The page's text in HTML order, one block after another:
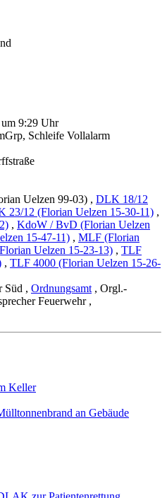
9:29 Uhr
Schleife Vollalarm
Uelzen 99-03) , DLK 18/12
23/12 (Florian Uelzen 15-30-11) ,
, KdoW / BvD (Florian Uelzen
15-47-11) , MLF (Florian
Uelzen 15-23-13) , TLF
, TLF 4000 (Florian Uelzen 15-26-
Süd , Ordnungsamt , Orgl.-
Feuerwehr ,
Keller
an Gebäude